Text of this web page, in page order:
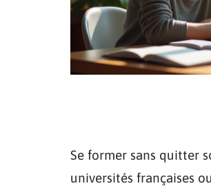
Se former sans quitter
universités françaises